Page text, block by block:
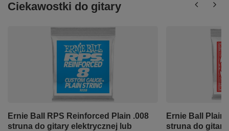
Ciekawostki do gitary
Ernie Ball RPS Reinforced Plain .008
struna do gitary elektrycznej lub
Ernie Ball Plain
struna do